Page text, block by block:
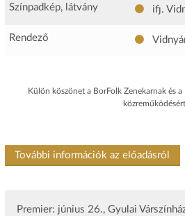
Színpadkép, látvány ifj.
Rendező
Külön köszönet a BorFolk Zenekarnak és
További információk az előadásról
Premier: június 26., Gyulai